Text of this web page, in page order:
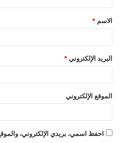
ق
*
الاسم *
البريد الإلكتروني *
الموقع الإلكتروني
احفظ اسمي، بريدي الإلكتروني،